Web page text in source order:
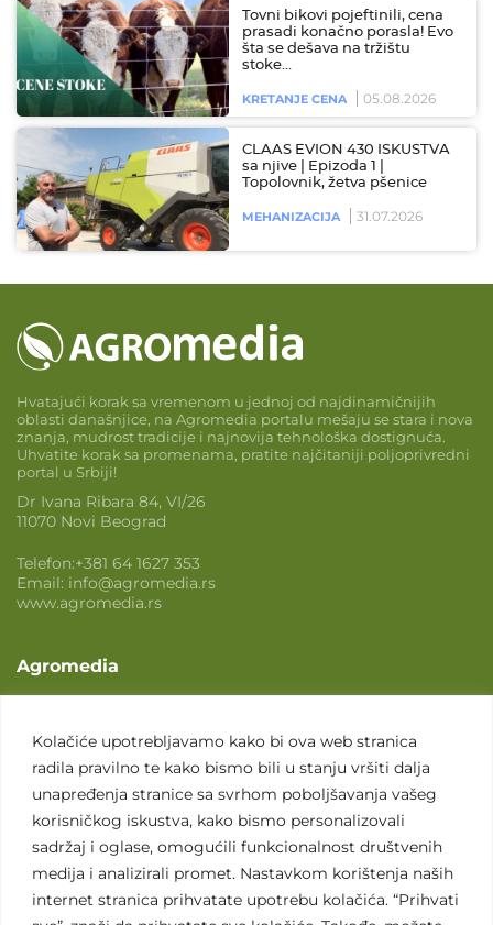
Kolačiće upotrebljavamo kako bi ova web stranica
radila pravilno te kako bismo bili u stanju vršiti dalja
unapređenja stranice sa svrhom poboljšavanja vašeg
korisničkog iskustva, kako bismo personalizovali
sadržaj i oglase, omogućili funkcionalnost društvenih
medija i analizirali promet. Nastavkom korištenja naših
internet stranica prihvatate upotrebu kolačića. “Prihvati
Tovni bikovi pojeftinili, cena
prasadi konačno porasla! Evo
šta se dešava na tržištu
stoke…
KRETANJE CENA 05.08.2026
CLAAS EVION 430 ISKUSTVA
sa njive | Epizoda 1 |
Topolovnik, žetva pšenice
MEHANIZACIJA 31.07.2026
Hvatajući korak sa vremenom u jednoj od najdinamičnijih
oblasti današnjice, na Agromedia portalu mešaju se stara i nova
znanja, mudrost tradicije i najnovija tehnološka dostignuća.
Uhvatite korak sa promenama, pratite najčitaniji poljoprivredni
portal u Srbiji!
Dr Ivana Ribara 84, VI/26
11070 Novi Beograd
Telefon:+381 64 1627 353
Email: info@agromedia.rs
www.agromedia.rs
Agromedia
Svet poljoprivrede
Marketing usluge
Tražimo saradnike
Kontakt
Kontakt